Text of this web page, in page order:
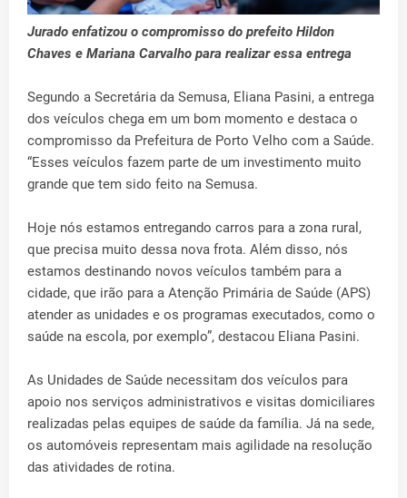
Jurado enfatizou o compromisso do prefeito Hildon
Chaves e Mariana Carvalho para realizar essa entrega
Segundo a Secretária da Semusa, Eliana Pasini, a entrega
dos veículos chega em um bom momento e destaca o
compromisso da Prefeitura de Porto Velho com a Saúde.
“Esses veículos fazem parte de um investimento muito
grande que tem sido feito na Semusa.
Hoje nós estamos entregando carros para a zona rural,
que precisa muito dessa nova frota. Além disso, nós
estamos destinando novos veículos também para a
cidade, que irão para a Atenção Primária de Saúde (APS)
atender as unidades e os programas executados, como o
saúde na escola, por exemplo”, destacou Eliana Pasini.
As Unidades de Saúde necessitam dos veículos para
apoio nos serviços administrativos e visitas domiciliares
realizadas pelas equipes de saúde da família. Já na sede,
os automóveis representam mais agilidade na resolução
das atividades de rotina.